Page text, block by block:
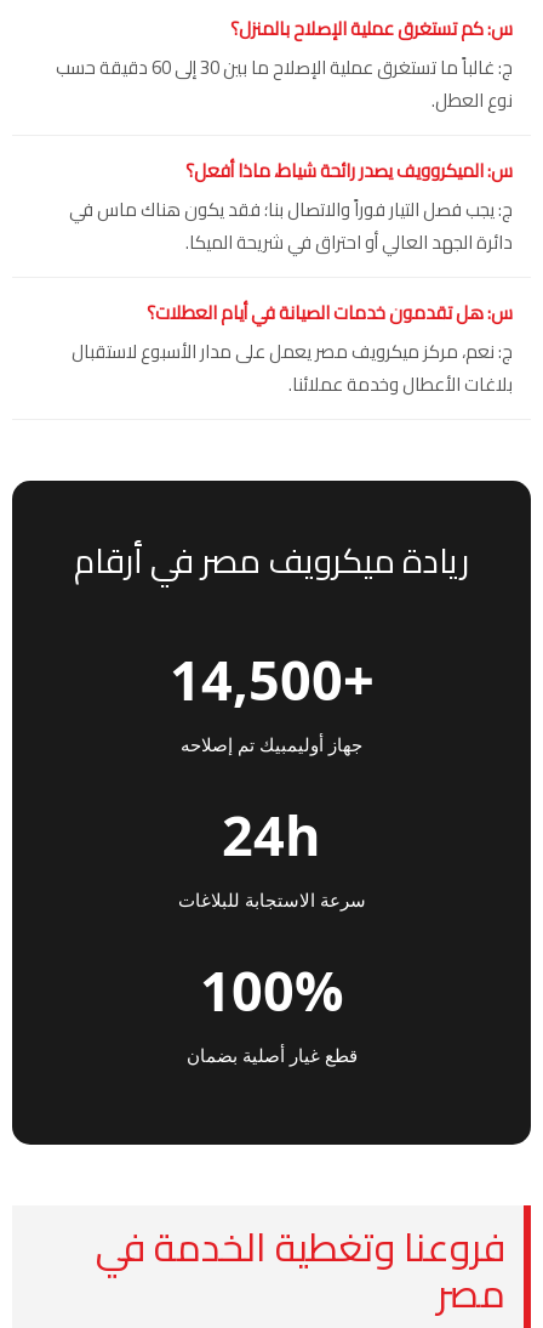
س: كم تستغرق عملية الإصلاح بالمنزل؟
ج: غالباً ما تستغرق عملية الإصلاح ما بين 30 إلى 60 دقيقة حسب
نوع العطل.
س: الميكروويف يصدر رائحة شياط، ماذا أفعل؟
ج: يجب فصل التيار فوراً والاتصال بنا؛ فقد يكون هناك ماس في
دائرة الجهد العالي أو احتراق في شريحة الميكا.
س: هل تقدمون خدمات الصيانة في أيام العطلات؟
ج: نعم، مركز ميكرويف مصر يعمل على مدار الأسبوع لاستقبال
بلاغات الأعطال وخدمة عملائنا.
ريادة ميكرويف مصر في أرقام
+14,500
جهاز أوليمبيك تم إصلاحه
24h
سرعة الاستجابة للبلاغات
100%
قطع غيار أصلية بضمان
فروعنا وتغطية الخدمة في
مصر